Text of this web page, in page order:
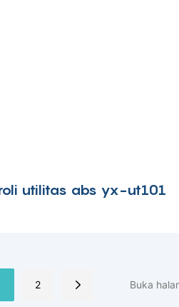
utilitas abs yx-ut101
2